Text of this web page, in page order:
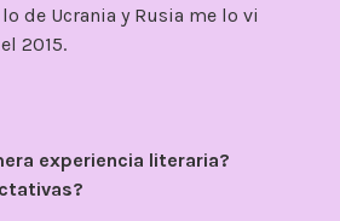
de Ucrania y Rusia me lo vi
2015.
experiencia literaria?